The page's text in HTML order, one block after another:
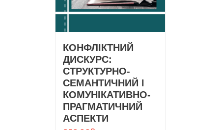
КОНФЛІКТНИЙ
ДИСКУРС:
СТРУКТУРНО-
СЕМАНТИЧНИЙ І
КОМУНІКАТИВНО-
ПРАГМАТИЧНИЙ
АСПЕКТИ